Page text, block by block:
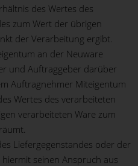
des Wertes des
zum Wert der übrigen
der Verarbeitung ergibt.
an der Neuware
und Auftraggeber darüber
Auftragnehmer Miteigentum
Wertes des verarbeiteten
verarbeiteten Ware zum
Liefergegenstandes oder der
seinen Anspruch aus